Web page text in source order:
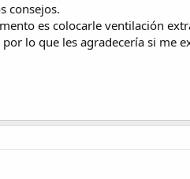
consejos.
es colocarle ventilación
lo que les agradecería si me